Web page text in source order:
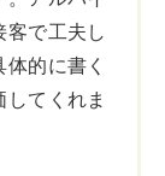
客で工夫し
的に書く
てくれま